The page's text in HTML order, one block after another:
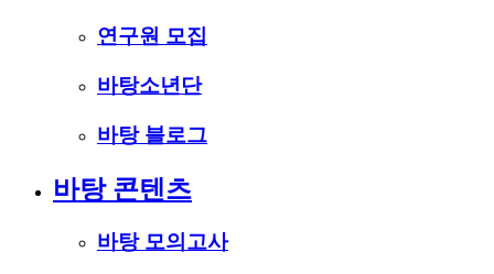
연구원 모집
바탕소년단
바탕 블로그
바탕 콘텐츠
바탕 모의고사